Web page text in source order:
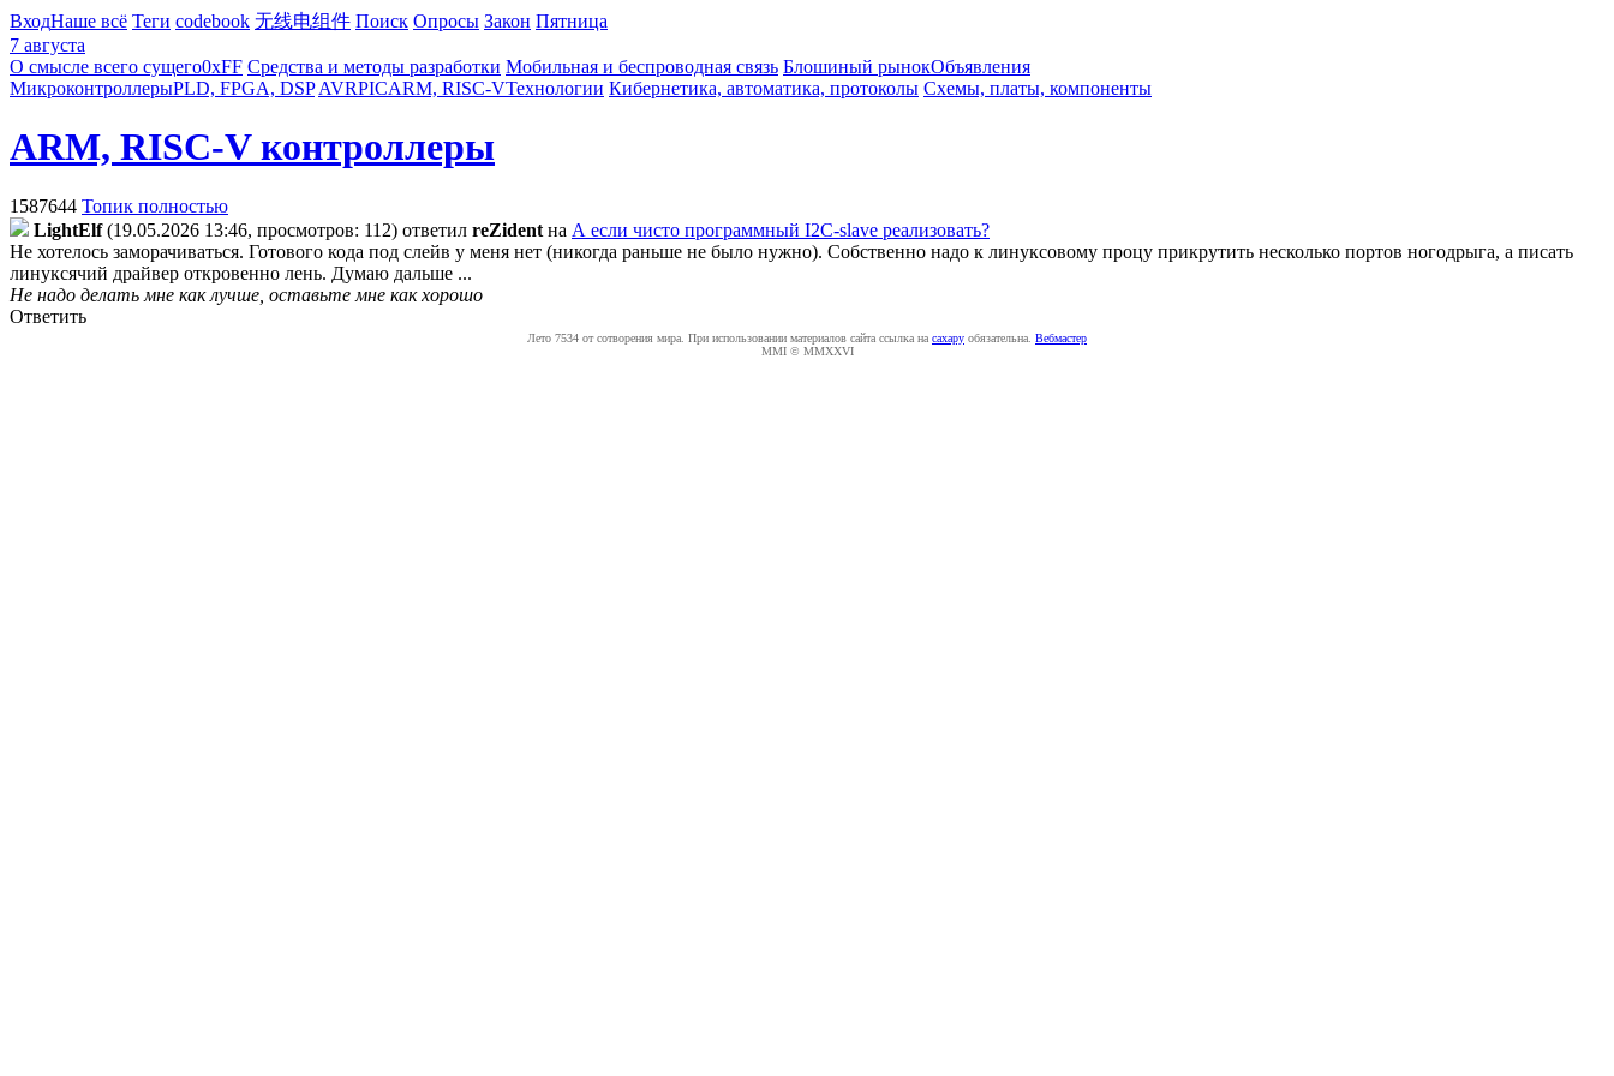
ВходНаше всё Теги codebook 无线电组件 Поиск Опросы Закон Пятница
7 августа
О смысле всего сущего0xFF Средства и методы разработки Мобильная и беспроводная связь Блошиный рынокОбъявления
МикроконтроллерыPLD, FPGA, DSP AVRPICARM, RISC-VТехнологии Кибернетика, автоматика, протоколы Схемы, платы, компоненты
ARM, RISC-V контроллеры
1587644 Топик полностью
LightElf (19.05.2026 13:46, просмотров: 112) ответил reZident на А если чисто программный I2C-slave реализовать?
Не хотелось заморачиваться. Готового кода под слейв у меня нет (никогда раньше не было нужно). Собственно надо к линуксовому процу прикрутить несколько портов ногодрыга, а писать
линуксячий драйвер откровенно лень. Думаю дальше ...
Не надо делать мне как лучше, оставьте мне как хорошо
Ответить
Лето 7534 от сотворения мира. При использовании материалов сайта ссылка на caxapу обязательна. Вебмастер
MMI © MMXXVI